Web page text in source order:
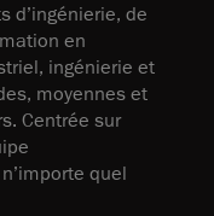
d’ingénierie, de
en
ingénierie et
moyennes et
Centrée sur
quel